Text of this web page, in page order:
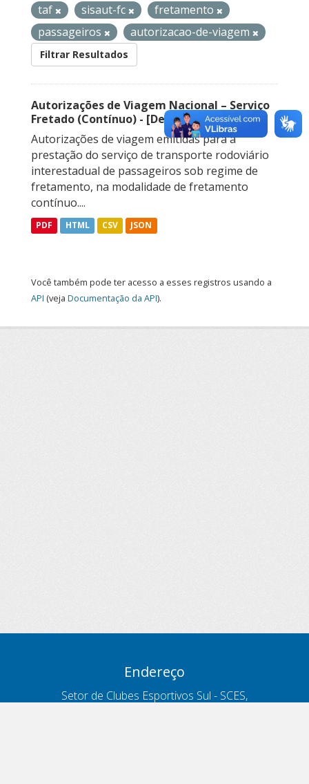
taf
sisaut-fc
fretamento
passageiros
autorizacao-de-viagem
Filtrar Resultados
Autorizações de Viagem Nacional – Serviço
Fretado (Contínuo) - [Descontinuado]
Autorizações de viagem emitidas para a
prestação do serviço de transporte rodoviário
interestadual de passageiros sob regime de
fretamento, na modalidade de fretamento
contínuo....
PDF HTML CSV JSON
Você também pode ter acesso a esses registros usando a
API (veja Documentação da API).
Endereço
Setor de Clubes Esportivos Sul - SCES,